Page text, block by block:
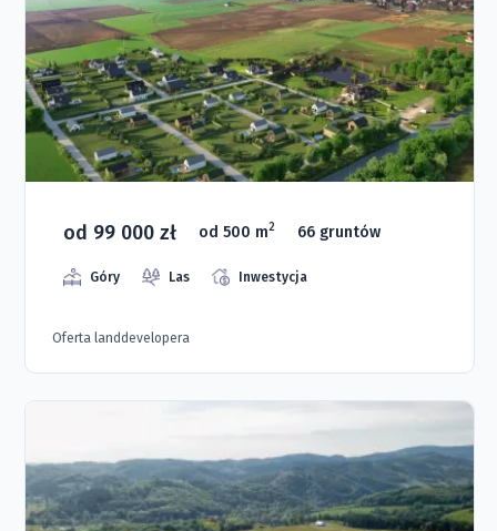
od 99 000 zł od 500 m2 66 gruntów
Góry Las Inwestycja
Oferta landdevelopera